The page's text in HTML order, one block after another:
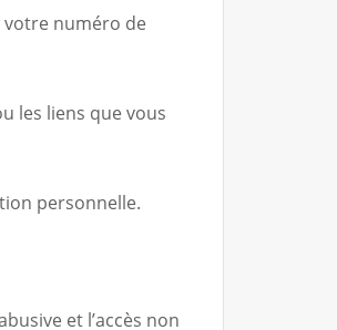
votre numéro de
les liens que vous
personnelle.
et l’accès non